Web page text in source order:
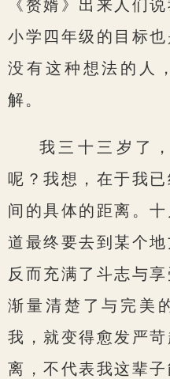
《赘婿》出来人们
小学四年级的目标
没有这种想法的人
解。
我三十三岁了
呢？我想，在于我
间的具体的距离。
道最终要去到某个
反而充满了斗志与
渐量清楚了与完美
我，就变得愈发严
离，不代表我这辈